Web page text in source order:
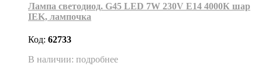
Лампа светодиод. G45 LED 7W 230V E14 4000К шар
IEK, лампочка
Код: 62733
В наличии: подробнее